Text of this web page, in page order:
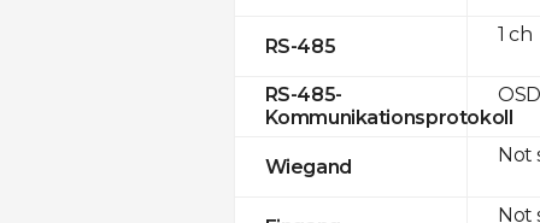
RS-485
RS-485-
Kommunikationsprotokoll
Wiegand
1 ch
Not
Not